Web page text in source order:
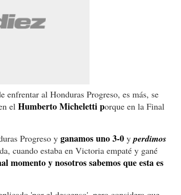
enfrentar al Honduras Progreso, es más, se
el Humberto Micheletti porque en la Final
Progreso y ganamos uno 3-0 yperdimos
cuando estaba en Victoria empaté y gané
momento y nosotros sabemos que esta es